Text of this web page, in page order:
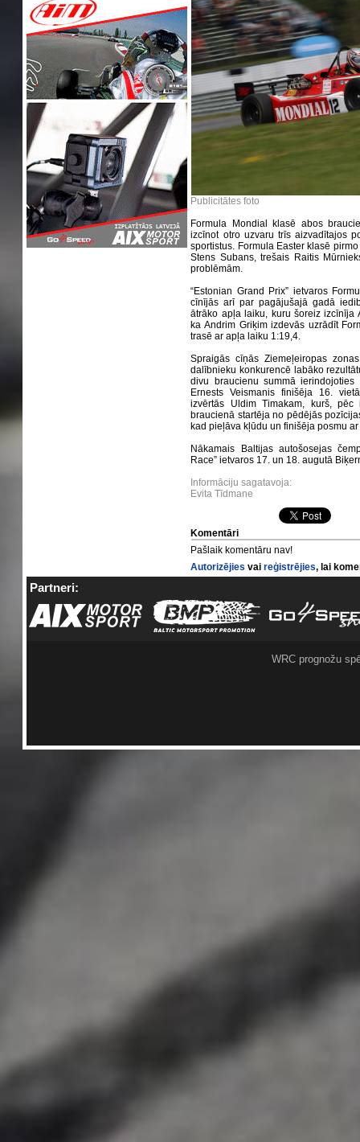
Publicitātes foto
Formula Mondial klasē abos
izcīnot otro uzvaru trīs aizvadītajos
sportistus. Formula Easter klasē
Stens Subans, trešais Raitis
problēmām.
“Estonian Grand Prix” ietvaros
cīnījās arī par pagājušajā gadā
ātrāko apļa laiku, kuru šoreiz izcīnīja
ka Andrim Griķim izdevās uzrādīt
trasē ar apļa laiku 1:19,4.
Spraigās cīņās Ziemeļeiropas
dalībnieku konkurencē labāko
divu braucienu summā
Ernests Veismanis finišēja 16.
izvērtās Uldim Timakam, kurš, pēc
braucienā startēja no pēdējās
kad pieļāva kļūdu un finišēja posmu
Nākamais Baltijas autošosejas
Race” ietvaros 17. un 18. augutā
Informāciju sagatavoja:
Evita Tīdmane
Komentāri
Pašlaik komentāru nav!
Autorizējies vaireģistrējies, lai
Partneri:
WRC prognožu